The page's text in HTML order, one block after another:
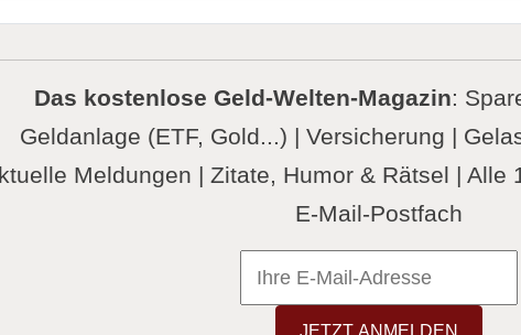
Das kostenlose Geld-Welten-Magazin:
Geldanlage (ETF, Gold...) | Versicherung |
Meldungen | Zitate, Humor & Rätsel | Alle
E-Mail-Postfach